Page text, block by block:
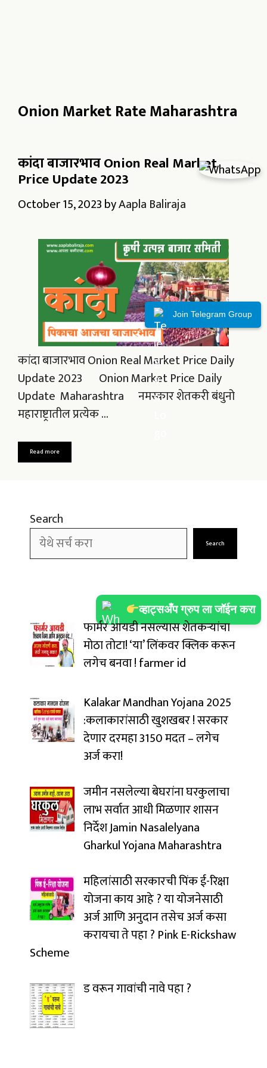
Onion Market Rate Maharashtra
कांदा बाजारभाव Onion Real Market
Price Update 2023
October 15, 2023byAapla Baliraja
कांदा बाजारभाव Onion Real Market Price Daily
Update 2023 Onion Market Price Daily
Update Maharashtra नमस्कार शेतकरी बंधुनो
महाराष्ट्रातील प्रत्येक …
Read more
Join Telegram Group
व्हाट्सअँप ग्रुप ला जॉईन करा
Search
Search
फार्मर आयडी नसल्यास शेतकऱ्यांचा
मोठा तोटा! ‘या’ लिंकवर क्लिक करून
लगेच बनवा ! farmer id
Kalakar Mandhan Yojana 2025
:कलाकारांसाठी खुशखबर ! सरकार
देणार दरमहा ₹3150 मदत – लगेच
अर्ज करा!
जमीन नसलेल्या बेघरांना घरकुलाचा
लाभ सर्वात आधी मिळणार शासन
निर्देश Jamin Nasalelyana
Gharkul Yojana Maharashtra
महिलांसाठी सरकारची पिंक ई-रिक्षा
योजना काय आहे ? या योजनेसाठी
अर्ज आणि अनुदान तसेच अर्ज कसा
करायचा ते पहा ? Pink E-Rickshaw
Scheme
ड वरून गावांची नावे पहा ?